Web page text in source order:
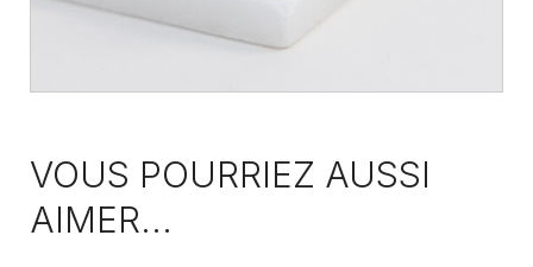
VOUS POURRIEZ AUSSI
AIMER...